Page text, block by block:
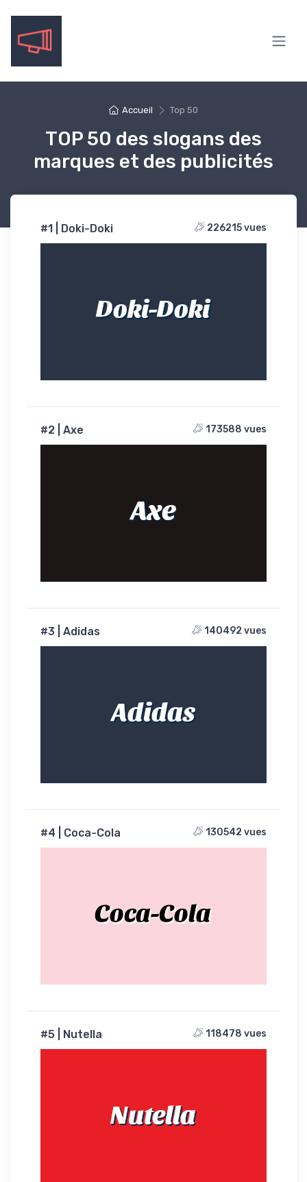
Accueil Top 50
TOP 50 des slogans des
marques et des publicités
#1 | Doki-Doki 226215 vues
Doki-Doki
#2 | Axe 173588 vues
Axe
#3 | Adidas 140492 vues
Adidas
#4 | Coca-Cola 130542 vues
Coca-Cola
#5 | Nutella 118478 vues
Nutella